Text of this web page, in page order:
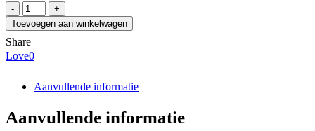
ACCURIDE
DA0118-
0240RC
aantal
Toevoegen aan winkelwagen
Share
Love0
Aanvullende informatie
Aanvullende informatie